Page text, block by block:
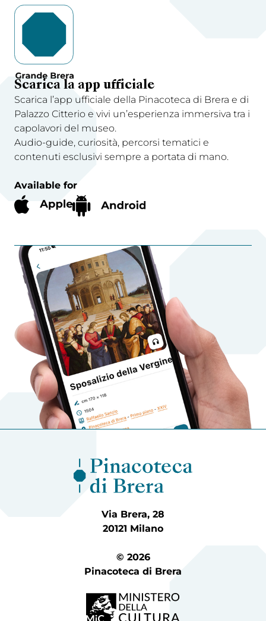
Scarica la app ufficiale
Scarica l’app ufficiale della Pinacoteca di Brera e di
Palazzo Citterio e vivi un’esperienza immersiva tra i
capolavori del museo.
Audio-guide, curiosità, percorsi tematici e
contenuti esclusivi sempre a portata di mano.
Available for
Via Brera, 28
20121 Milano
© 2026
Pinacoteca di Brera